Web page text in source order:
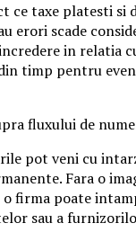
ce taxe platesti si
erori scade
in relatia
timp pentru
fluxului de
pot veni cu
Fara o
o firma poate
sau a